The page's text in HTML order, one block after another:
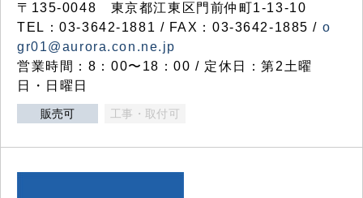
〒135-0048 東京都江東区門前仲町1-13-10
TEL：03-3642-1881 / FAX：03-3642-1885 / o
gr01@aurora.con.ne.jp
営業時間：8：00〜18：00 / 定休日：第2土曜
日・日曜日
販売可 工事・取付可